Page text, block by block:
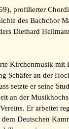
profilierter
des Bachchor
Diethard
Kirchenmusik
Schäfer an der
setzte er seine
an der
Er arbeitet
Deutschen